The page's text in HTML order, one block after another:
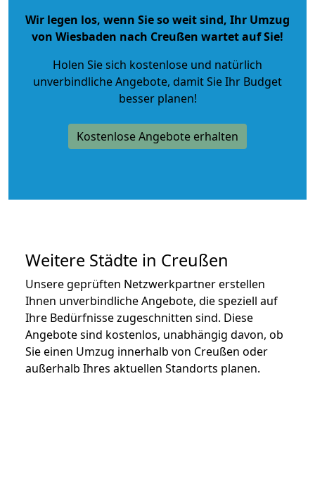
Wir legen los, wenn Sie so weit sind, Ihr Umzug
von Wiesbaden nach Creußen wartet auf Sie!
Holen Sie sich kostenlose und natürlich
unverbindliche Angebote, damit Sie Ihr Budget
besser planen!
Kostenlose Angebote erhalten
Weitere Städte in Creußen
Unsere geprüften Netzwerkpartner erstellen
Ihnen unverbindliche Angebote, die speziell auf
Ihre Bedürfnisse zugeschnitten sind. Diese
Angebote sind kostenlos, unabhängig davon, ob
Sie einen Umzug innerhalb von Creußen oder
außerhalb Ihres aktuellen Standorts planen.